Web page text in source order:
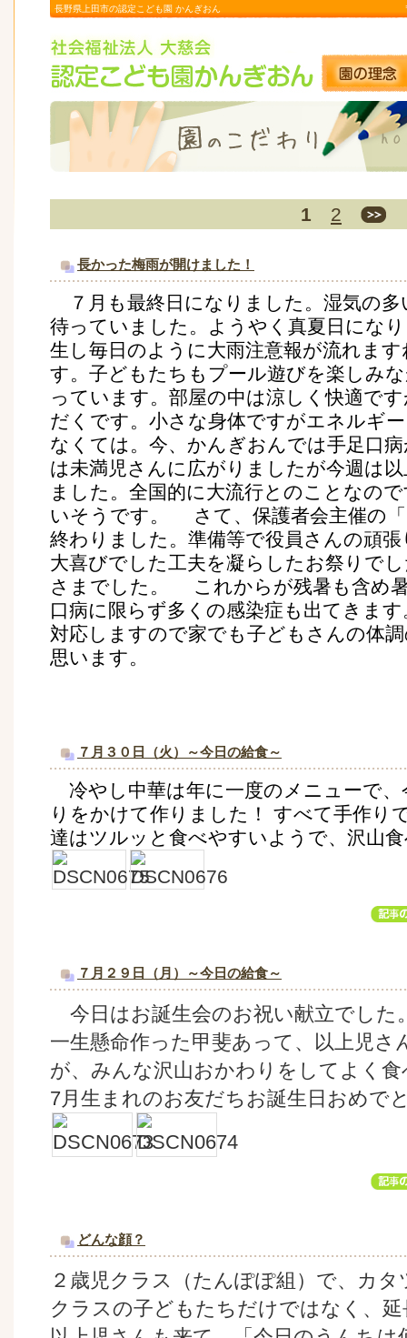
長野県上田市の認定こども園 かんぎおん
1 2
長かった梅雨が開けました！
７月も最終日になりました。湿気の多
待っていました。ようやく真夏日にな
生し毎日のように大雨注意報が流れま
す。子どもたちもプール遊びを楽しみ
っています。部屋の中は涼しく快適で
だくです。小さな身体ですがエネルギ
なくては。今、かんぎおんでは手足口
は未満児さんに広がりましたが今週は
ました。全国的に大流行とのことなの
いそうです。 さて、保護者会主催の
終わりました。準備等で役員さんの頑
大喜びでした工夫を凝らしたお祭りで
さまでした。 これからが残暑も含め
口病に限らず多くの感染症も出てきま
対応しますので家でも子どもさんの体
思います。
７月３０日（火）～今日の給食～
冷やし中華は年に一度のメニューで、
りをかけて作りました！ すべて手作り
達はツルッと食べやすいようで、沢山
７月２９日（月）～今日の給食～
今日はお誕生会のお祝い献立でした
一生懸命作った甲斐あって、以上児さ
が、みんな沢山おかわりをしてよく
7月生まれのお友だちお誕生日おめで
どんな顔？
２歳児クラス（たんぽぽ組）で、カ
クラスの子どもたちだけではなく、